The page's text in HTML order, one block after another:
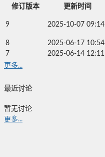
修订版本 更新时间
9 2025-10-07 09:14
8 2025-06-17 10:54
7 2025-06-14 12:11
更多...
最近讨论
暂无讨论
更多...